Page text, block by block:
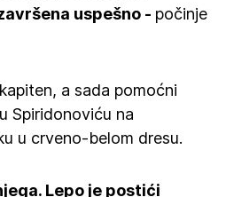
uspešno - počinje
a sada pomoćni
Spiridonoviću na
u crveno-belom dresu.
Lepo je postići